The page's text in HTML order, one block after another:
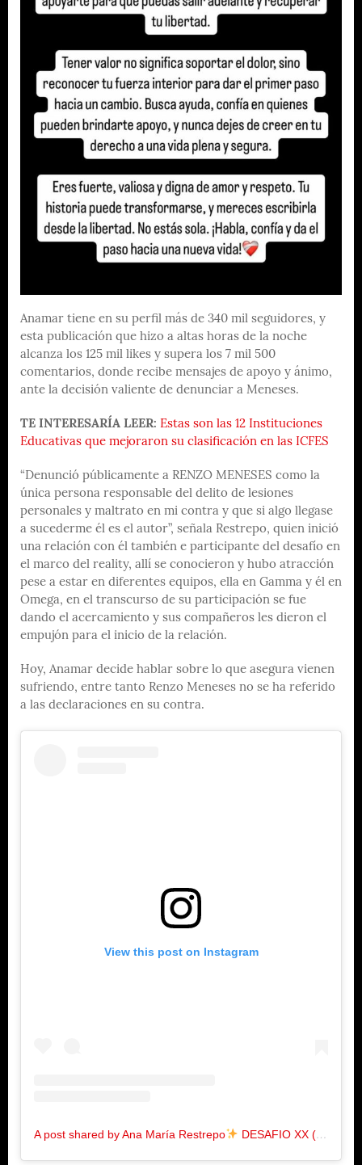
Anamar tiene en su perfil más de 340 mil seguidores, y
esta publicación que hizo a altas horas de la noche
alcanza los 125 mil likes y supera los 7 mil 500
comentarios, donde recibe mensajes de apoyo y ánimo,
ante la decisión valiente de denunciar a Meneses.
TE INTERESARÍA LEER: Estas son las 12 Instituciones
Educativas que mejoraron su clasificación en las ICFES
“Denunció públicamente a RENZO MENESES como la
única persona responsable del delito de lesiones
personales y maltrato en mi contra y que si algo llegase
a sucederme él es el autor”, señala Restrepo, quien inició
una relación con él también e participante del desafío en
el marco del reality, allí se conocieron y hubo atracción
pese a estar en diferentes equipos, ella en Gamma y él en
Omega, en el transcurso de su participación se fue
dando el acercamiento y sus compañeros les dieron el
empujón para el inicio de la relación.
Hoy, Anamar decide hablar sobre lo que asegura vienen
sufriendo, entre tanto Renzo Meneses no se ha referido
a las declaraciones en su contra.
View this post on Instagram
A post shared by Ana María Restrepo DESAFIO XX (@anamar.rpo)